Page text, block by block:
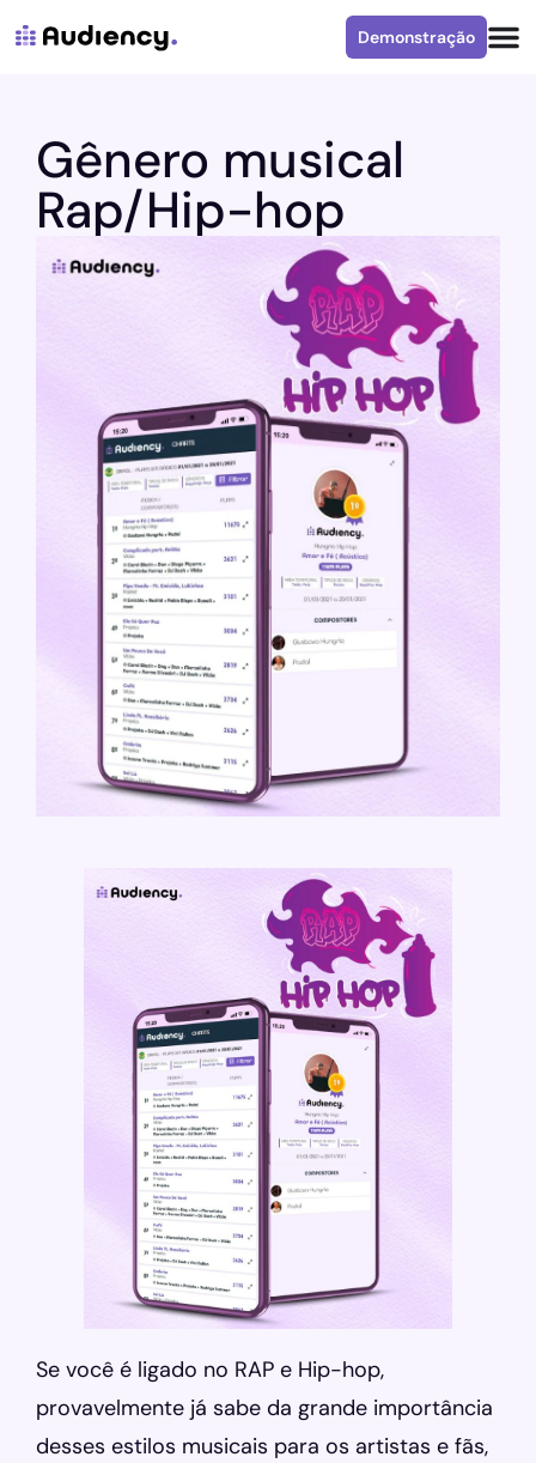
Demonstração
Gênero musical
Rap/Hip-hop
Se você é ligado no RAP e Hip-hop,
provavelmente já sabe da grande importância
desses estilos musicais para os artistas e fãs,